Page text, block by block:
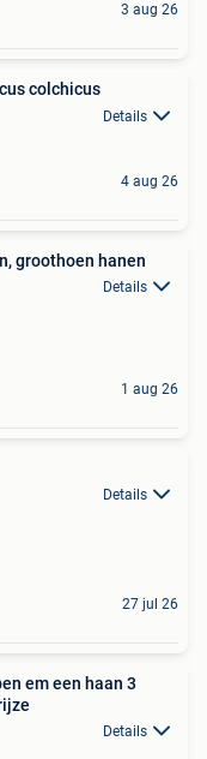
3 aug 26
colchicus
Details
4 aug 26
groothoen hanen
Details
1 aug 26
Details
27 jul 26
em een haan 3
Details